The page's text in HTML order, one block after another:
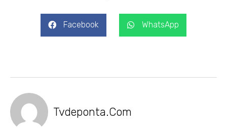
Facebook WhatsApp
Tvdeponta.com